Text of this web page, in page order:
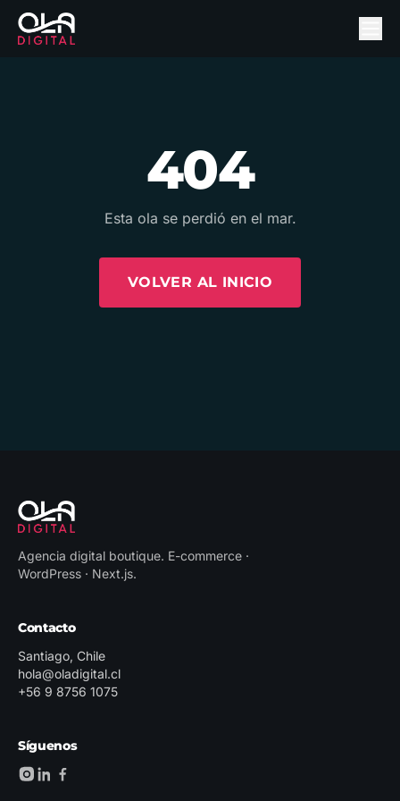
404
Esta ola se perdió en el mar.
VOLVER AL INICIO
Agencia digital boutique. E-commerce ·
WordPress · Next.js.
Contacto
Santiago, Chile
hola@oladigital.cl
+56 9 8756 1075
Síguenos